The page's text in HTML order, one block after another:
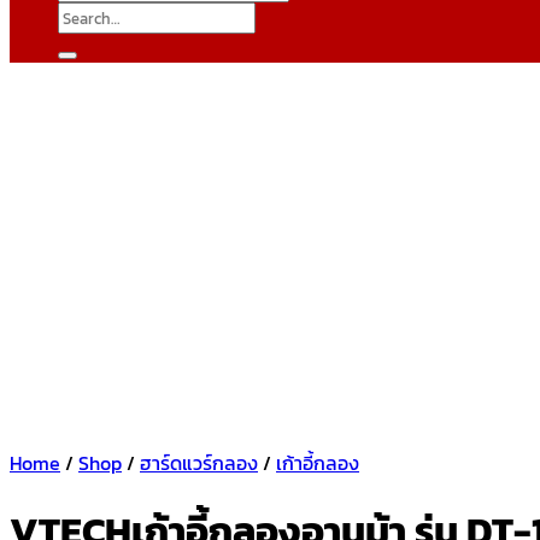
Search
for:
Home / Shop/ ฮาร์ดแวร์กลอง/ เก้าอี้กลอง